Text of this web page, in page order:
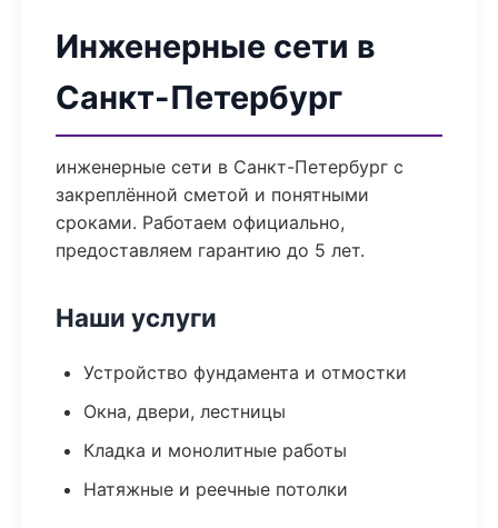
Инженерные сети в
Санкт-Петербург
инженерные сети в Санкт-Петербург с
закреплённой сметой и понятными
сроками. Работаем официально,
предоставляем гарантию до 5 лет.
Наши услуги
Устройство фундамента и отмостки
Окна, двери, лестницы
Кладка и монолитные работы
Натяжные и реечные потолки